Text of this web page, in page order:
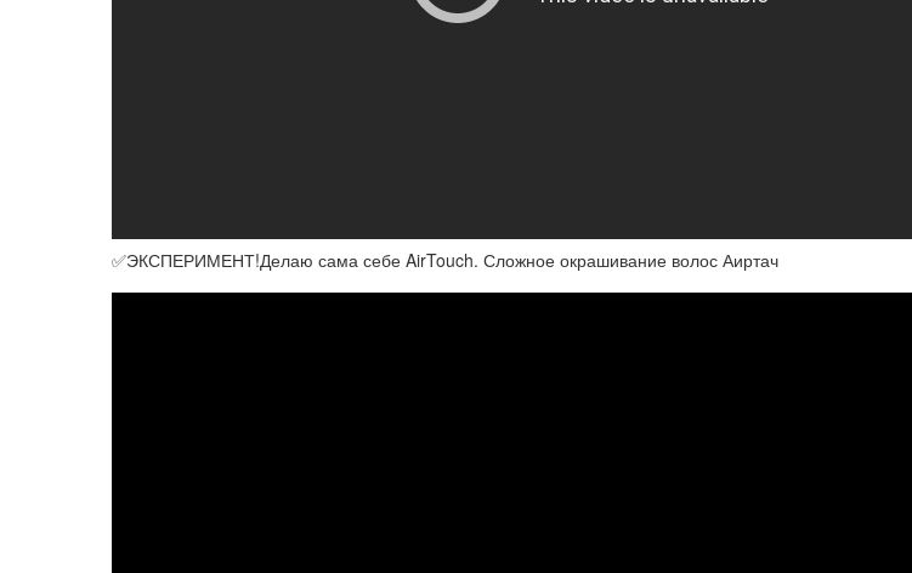
✅ЭКСПЕРИМЕНТ!Делаю сама себе AirTouch. Сложное окрашивание волос Аиртач